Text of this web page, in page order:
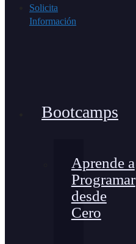
Solicita
Información
Bootcamps
Aprende a
Programar
desde
Cero